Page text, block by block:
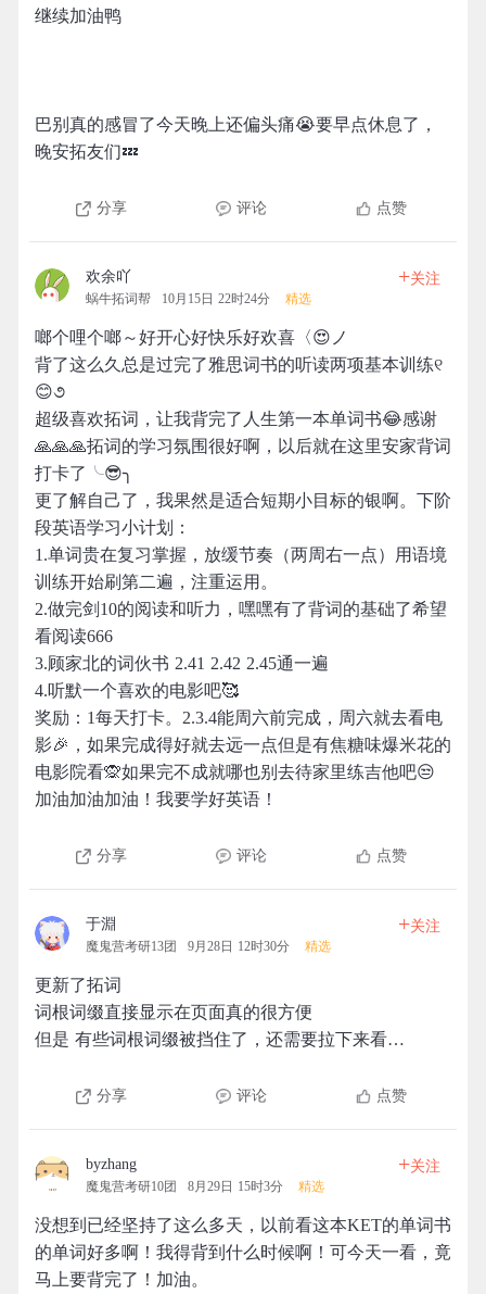
继续加油鸭
巴别真的感冒了今天晚上还偏头痛😭要早点休息了，
晚安拓友们💤
分享 评论 点赞
欢余吖
蜗牛拓词帮 10月15日 22时24分 精选
+关注
啷个哩个啷～好开心好快乐好欢喜〈😍ノ
背了这么久总是过完了雅思词书的听读两项基本训练୧
😊૭
超级喜欢拓词，让我背完了人生第一本单词书😂感谢
🙏🙏🙏拓词的学习氛围很好啊，以后就在这里安家背词
打卡了╰😎╮
更了解自己了，我果然是适合短期小目标的银啊。下阶
段英语学习小计划：
1.单词贵在复习掌握，放缓节奏（两周右一点）用语境
训练开始刷第二遍，注重运用。
2.做完剑10的阅读和听力，嘿嘿有了背词的基础了希望
看阅读666
3.顾家北的词伙书 2.41 2.42 2.45通一遍
4.听默一个喜欢的电影吧🥰
奖励：1每天打卡。2.3.4能周六前完成，周六就去看电
影🎉，如果完成得好就去远一点但是有焦糖味爆米花的
电影院看🙊如果完不成就哪也别去待家里练吉他吧😒
加油加油加油！我要学好英语！
分享 评论 点赞
于淵
魔鬼营考研13团 9月28日 12时30分 精选
+关注
更新了拓词
词根词缀直接显示在页面真的很方便
但是 有些词根词缀被挡住了，还需要拉下来看…
分享 评论 点赞
byzhang
魔鬼营考研10团 8月29日 15时3分 精选
+关注
没想到已经坚持了这么多天，以前看这本KET的单词书
的单词好多啊！我得背到什么时候啊！可今天一看，竟
马上要背完了！加油。